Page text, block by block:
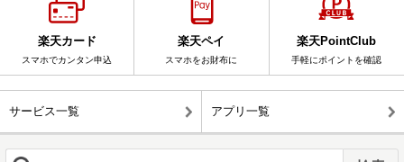
楽天カード
スマホでカンタン申込
楽天ペイ
スマホをお財布に
楽天PointClub
手軽にポイントを確認
サービス一覧 アプリ一覧